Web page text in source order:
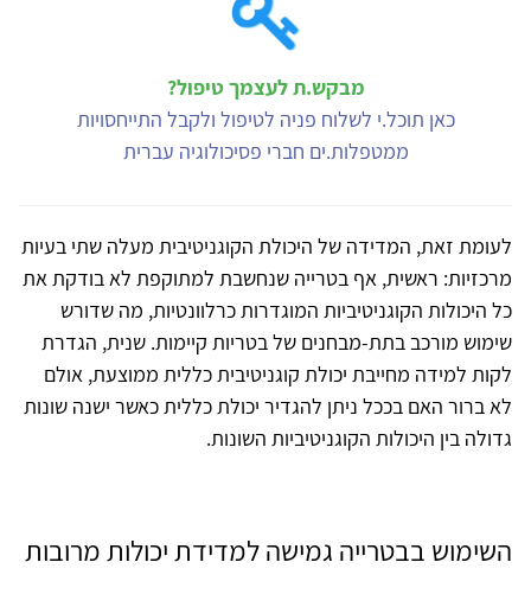
מבקש.ת לעצמך טיפול?
כאן תוכל.י לשלוח פניה לטיפול ולקבל התייחסויות
ממטפלות.ים חברי פסיכולוגיה עברית
לעומת זאת, המדידה של היכולת הקוגניטיבית מעלה שתי בעיות
מרכזיות: ראשית, אף בטרייה שנחשבת למתוקפת לא בודקת את
כל היכולות הקוגניטיביות המוגדרות כרלוונטיות, מה שדורש
שימוש מורכב בתת-מבחנים של בטריות קיימות. שנית, הגדרת
לקות למידה מחייבת יכולת קוגניטיבית כללית ממוצעת, אולם
לא ברור האם בככל ניתן להגדיר יכולת כללית כאשר ישנה שונות
גדולה בין היכולות הקוגניטיביות השונות.
השימוש בבטרייה גמישה למדידת יכולות מרובות